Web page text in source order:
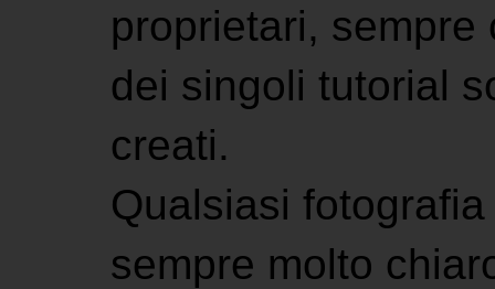
proprietari,
dei singoli tutorial
creati.
Qualsiasi
sempre molto